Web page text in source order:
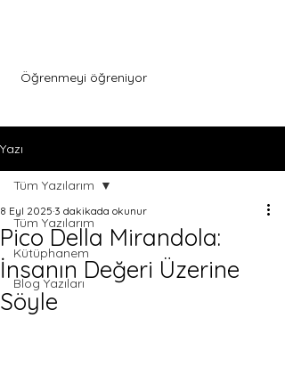
Öğrenmeyi öğreniyor
Yazı
Tüm Yazılarım
Kütüphanem
Blog Yazıları
Tüm Yazılarım
Pico Della Mirandola:
İnsanın Değeri Üzerine
Söyle
8 Eyl 2025 3 dakikada okunur